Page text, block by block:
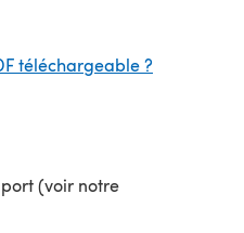
téléchargeable ?
(voir notre